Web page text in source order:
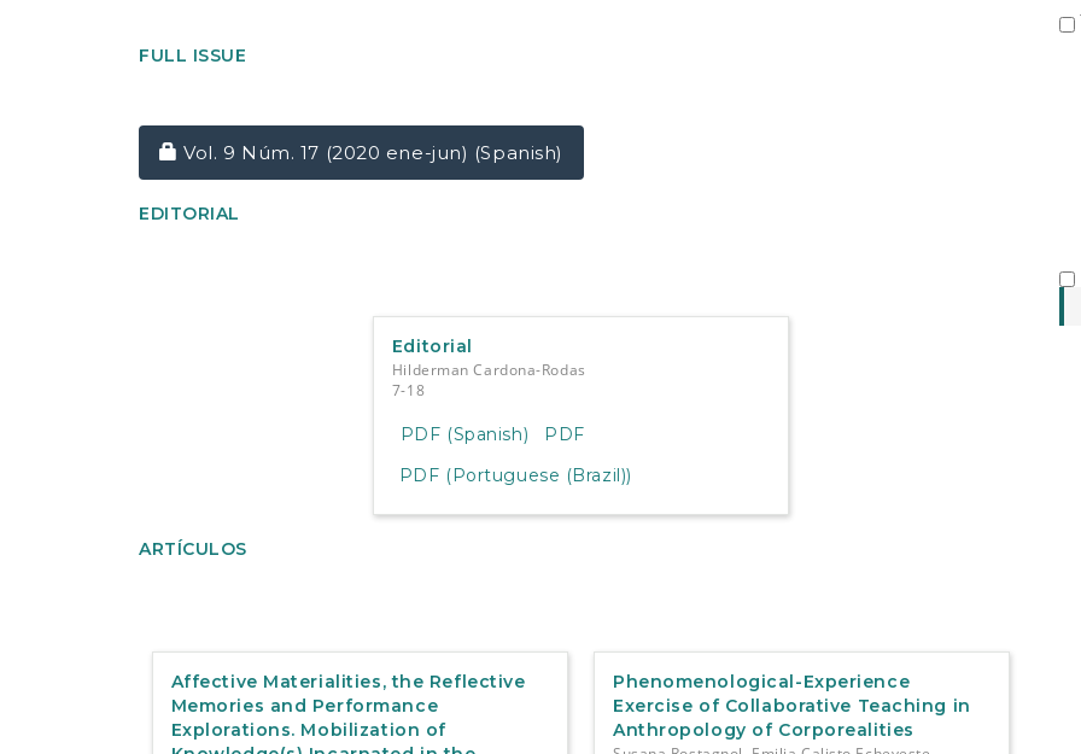
FULL ISSUE
Requires Subscription
Vol. 9 Núm. 17 (2020 ene-jun) (Spanish)
EDITORIAL
Editorial
Hilderman Cardona-Rodas
7-18
PDF (Spanish)
PDF
PDF (Portuguese (Brazil))
ARTÍCULOS
Affective Materialities, the Reflective
Memories and Performance
Explorations. Mobilization of
Phenomenological-Experience
Exercise of Collaborative Teaching in
Anthropology of Corporealities